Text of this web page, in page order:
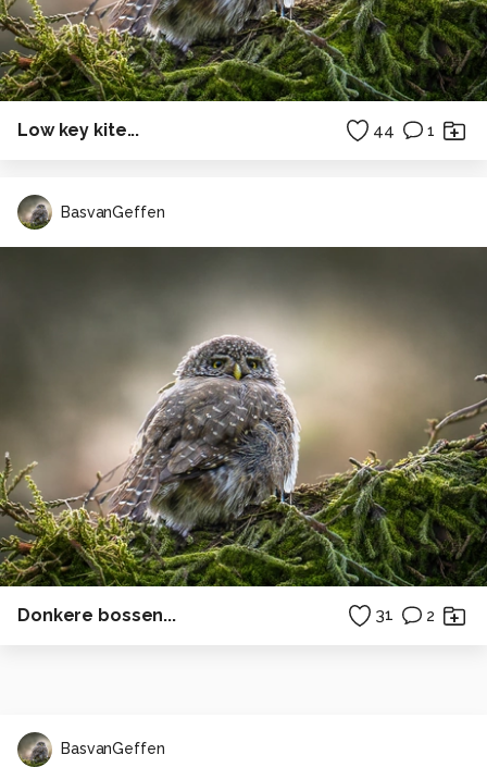
Low key kite... 44 1
BasvanGeffen
Donkere bossen... 31 2
BasvanGeffen